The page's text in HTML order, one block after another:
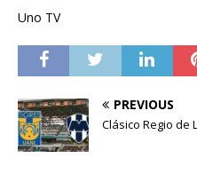
Uno TV
PREVIOUS
Clásico Regio de